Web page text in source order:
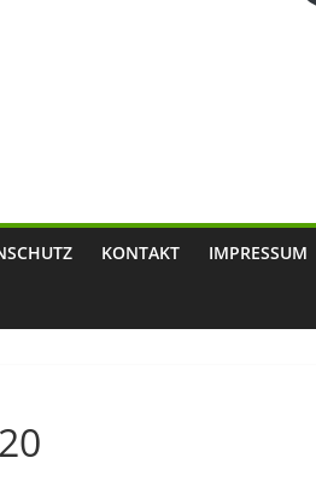
KONTAKT IMPRESSUM